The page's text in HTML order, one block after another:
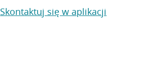
Skontaktuj się w aplikacji